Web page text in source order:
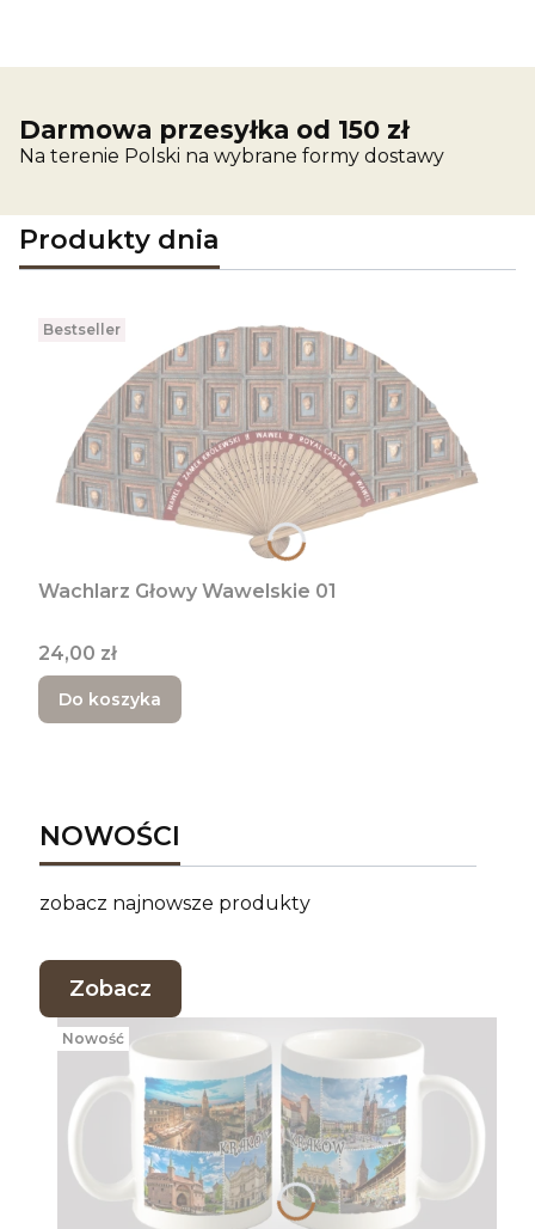
Darmowa przesyłka od 150 zł
Na terenie Polski na wybrane formy dostawy
Produkty dnia
Bestseller
Wachlarz Głowy Wawelskie 01
Cena
24,00 zł
Do koszyka
NOWOŚCI
zobacz najnowsze produkty
Zobacz
Nowość